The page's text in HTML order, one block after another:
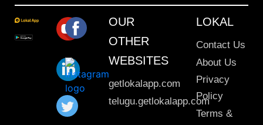
OUR
OTHER
WEBSITES
getlokalapp.com
telugu.getlokalapp.com
LOKAL
Contact Us
About Us
Privacy
Policy
Terms &